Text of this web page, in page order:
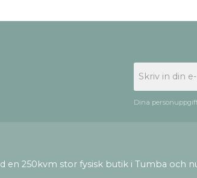
Dina
en 250kvm stor fysisk butik i Tumba och